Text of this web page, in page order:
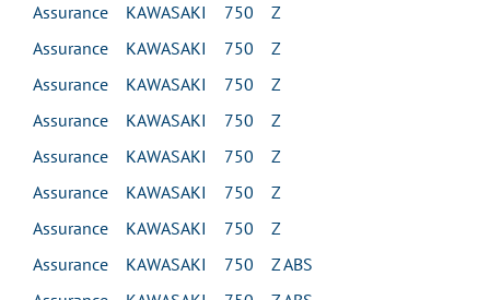
Assurance KAWASAKI 750 Z
Assurance KAWASAKI 750 Z
Assurance KAWASAKI 750 Z
Assurance KAWASAKI 750 Z
Assurance KAWASAKI 750 Z
Assurance KAWASAKI 750 Z
Assurance KAWASAKI 750 Z
Assurance KAWASAKI 750 Z ABS